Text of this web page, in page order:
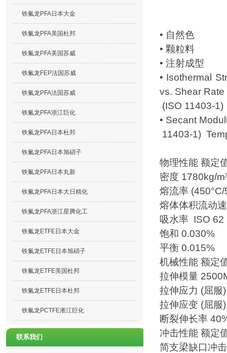
铁氟龙PFA日本大金
铁氟龙PFA美国杜邦
铁氟龙PFA美国苏威
铁氟龙FEP法国苏威
铁氟龙PFA法国苏威
铁氟龙PFA浙江巨化
铁氟龙PFA日本杜邦
铁氟龙PFA日本旭硝子
铁氟龙PFA日本丸新
铁氟龙PFA日本大日精化
铁氟龙PFA浙江星腾化工
铁氟龙ETFE日本大金
铁氟龙ETFE日本旭硝子
铁氟龙ETFE美国杜邦
铁氟龙ETFE日本杜邦
铁氟龙PCTFE淅江巨化
联系我们
• 自然色
• 颗粒料
• 注射成型
• Isothermal
vs. Shear
(ISO 11403-
• Secant
11403-1)
物理性能 额定
密度 1780kg/
熔流率
熔体体积流动
吸水率 ISO 62
饱和 0.030%
平衡 0.015%
机械性能 额定
拉伸模量
拉伸应力 (屈服
拉伸应变 (屈服
断裂伸长率
冲击性能 额定
简支梁缺口冲